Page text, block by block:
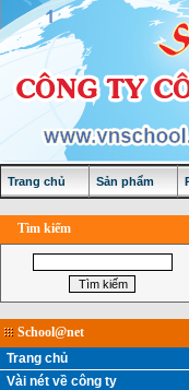
Trang chủ Sản phẩm
Tìm kiếm
School@net
Trang chủ
Vài nét về công ty